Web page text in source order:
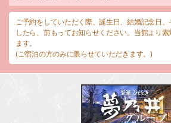
ご予約をしていただく際、誕生日、結婚記念日、
したら、前もってお知らせください。当館より
ます。
(ご宿泊の方のみに限らせていただきます。)